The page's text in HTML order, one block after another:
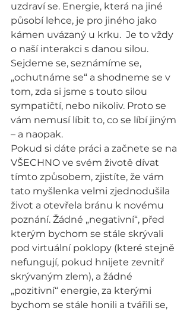
uzdraví se. Energie, která na jiné
působí lehce, je pro jiného jako
kámen uvázaný u krku.  Je to vždy
o naší interakci s danou silou.
Sejdeme se, seznámíme se,
„ochutnáme se“ a shodneme se v
tom, zda si jsme s touto silou
sympatičtí, nebo nikoliv. Proto se
vám nemusí líbit to, co se líbí jiným
– a naopak.
Pokud si dáte práci a začnete se na
VŠECHNO ve svém životě dívat
tímto způsobem, zjistíte, že vám
tato myšlenka velmi zjednodušila
život a otevřela bránu k novému
poznání. Žádné „negativní“, před
kterým bychom se stále skrývali
pod virtuální poklopy (které stejně
nefungují, pokud hnijete zevnitř
skrývaným zlem), a žádné
„pozitivní“ energie, za kterými
bychom se stále honili a tvářili se,